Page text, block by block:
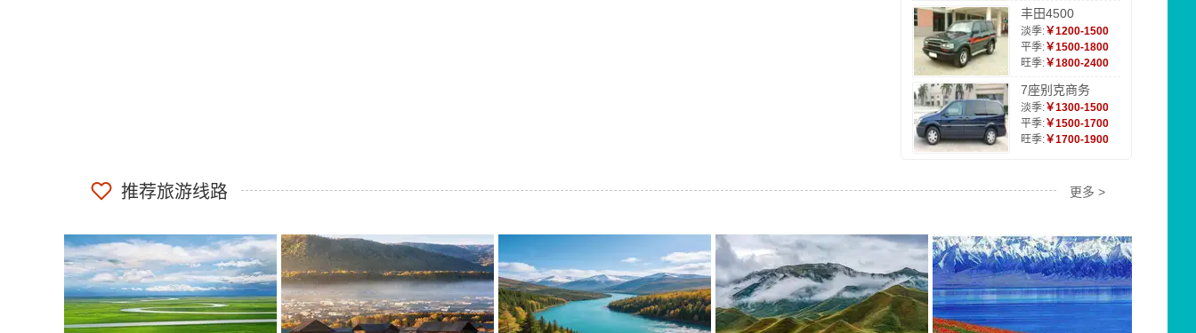
丰田4500
淡季:￥1200-1500
平季:￥1500-1800
旺季:￥1800-2400
7座别克商务
淡季:￥1300-1500
平季:￥1500-1700
旺季:￥1700-1900
推荐旅游线路 更多 >